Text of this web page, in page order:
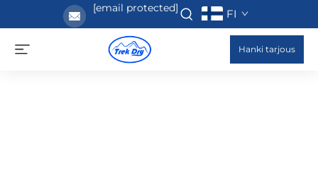
[email protected] FI
Hanki tarjous